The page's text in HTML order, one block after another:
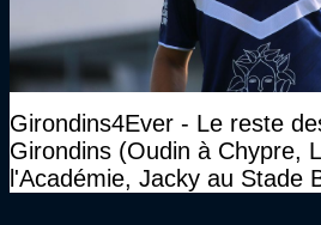
Girondins4Ever - Le reste
Girondins (Oudin à Chypre,
l'Académie, Jacky au Stade